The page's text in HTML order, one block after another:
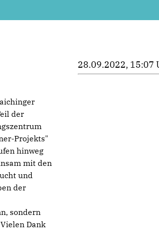
der
Projekts"
hinweg
mit den
und
der
sondern
Dank
28.09.2022, 15:07